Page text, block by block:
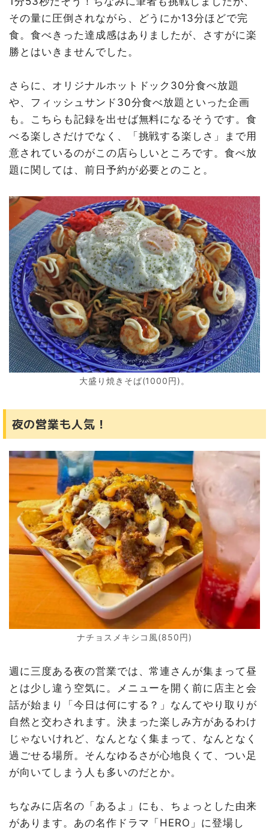
その量に圧倒されながら、どうにか13分ほどで完
食。食べきった達成感はありましたが、さすがに楽
勝とはいきませんでした。
さらに、オリジナルホットドック30分食べ放題
や、フィッシュサンド30分食べ放題といった企画
も。こちらも記録を出せば無料になるそうです。食
べる楽しさだけでなく、「挑戦する楽しさ」まで用
意されているのがこの店らしいところです。食べ放
題に関しては、前日予約が必要とのこと。
大盛り焼きそば(1000円)。
夜の営業も人気！
ナチョスメキシコ風(850円)
週に三度ある夜の営業では、常連さんが集まって昼
とは少し違う空気に。メニューを開く前に店主と会
話が始まり「今日は何にする？」なんてやり取りが
自然と交わされます。決まった楽しみ方があるわけ
じゃないけれど、なんとなく集まって、なんとなく
過ごせる場所。そんなゆるさが心地良くて、つい足
が向いてしまう人も多いのだとか。
ちなみに店名の「あるよ」にも、ちょっとした由来
があります。あの名作ドラマ「HERO」に登場し